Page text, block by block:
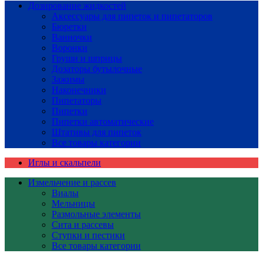
Дозирование жидкостей
Аксессуары для пипеток и пипетаторов
Бюретки
Ванночки
Воронки
Груши и шприцы
Дозаторы бутылочные
Зажимы
Наконечники
Пипетаторы
Пипетки
Пипетки автоматические
Штативы для пипеток
Все товары категории
Иглы и скальпели
Измельчение и рассев
Виалы
Мельницы
Размольные элементы
Сита и рассевы
Ступки и пестики
Все товары категории